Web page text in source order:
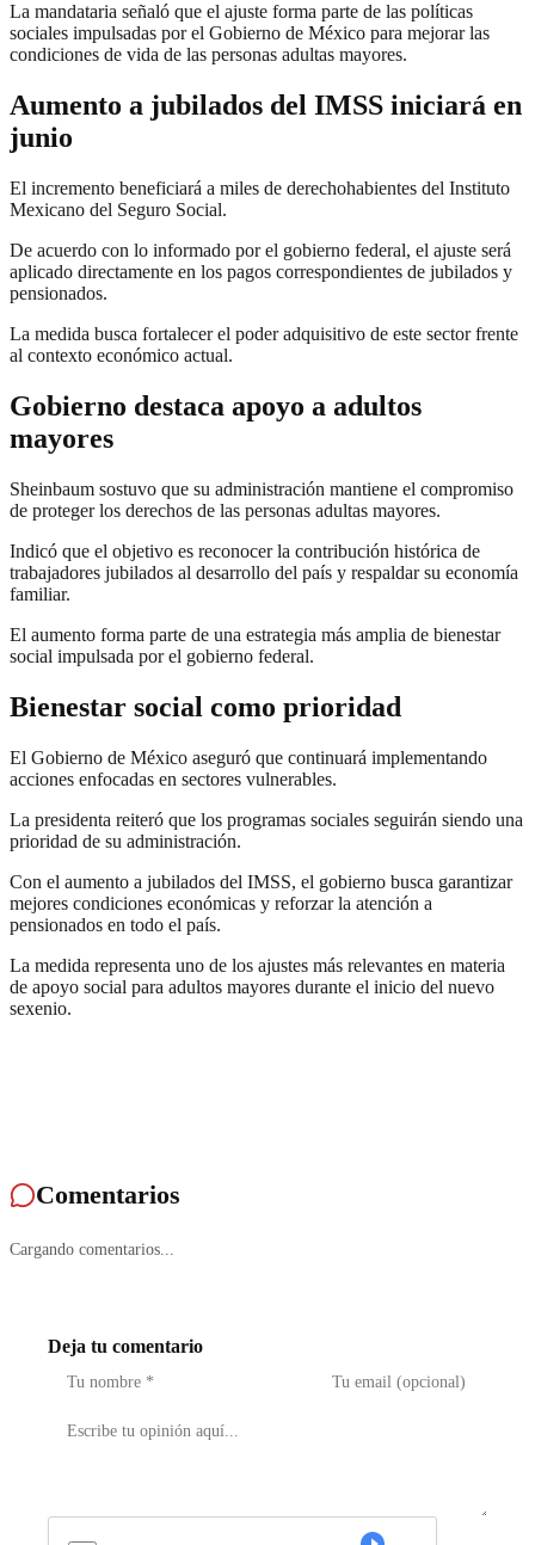
La mandataria señaló que el ajuste forma parte de las políticas
sociales impulsadas por el Gobierno de México para mejorar las
condiciones de vida de las personas adultas mayores.
Aumento a jubilados del IMSS iniciará en
junio
El incremento beneficiará a miles de derechohabientes del Instituto
Mexicano del Seguro Social.
De acuerdo con lo informado por el gobierno federal, el ajuste será
aplicado directamente en los pagos correspondientes de jubilados y
pensionados.
La medida busca fortalecer el poder adquisitivo de este sector frente
al contexto económico actual.
Gobierno destaca apoyo a adultos
mayores
Sheinbaum sostuvo que su administración mantiene el compromiso
de proteger los derechos de las personas adultas mayores.
Indicó que el objetivo es reconocer la contribución histórica de
trabajadores jubilados al desarrollo del país y respaldar su economía
familiar.
El aumento forma parte de una estrategia más amplia de bienestar
social impulsada por el gobierno federal.
Bienestar social como prioridad
El Gobierno de México aseguró que continuará implementando
acciones enfocadas en sectores vulnerables.
La presidenta reiteró que los programas sociales seguirán siendo una
prioridad de su administración.
Con el aumento a jubilados del IMSS, el gobierno busca garantizar
mejores condiciones económicas y reforzar la atención a
pensionados en todo el país.
La medida representa uno de los ajustes más relevantes en materia
de apoyo social para adultos mayores durante el inicio del nuevo
sexenio.
Comentarios
Cargando comentarios...
Deja tu comentario